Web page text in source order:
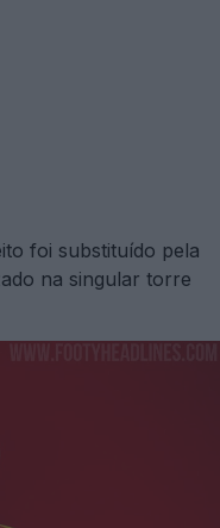
foi substituído pela
na singular torre